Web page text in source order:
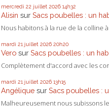
mercredi 22 juillet 2026 14h32
Alisin sur Sacs poubelles : un
Nous habitons à la rue de la colline
mardi 21 juillet 2026 20h20
Vero sur Sacs poubelles : un
Complètement d'accord avec les
mardi 21 juillet 2026 13h15
Angélique sur Sacs poubelles :
Malheureusement nous subissons